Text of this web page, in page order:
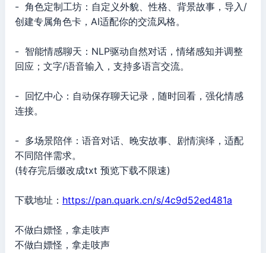
- 角色定制工坊：自定义外貌、性格、背景故事，导入/
创建专属角色卡，AI适配你的交流风格。
- 智能情感聊天：NLP驱动自然对话，情绪感知并调整
回应；文字/语音输入，支持多语言交流。
- 回忆中心：自动保存聊天记录，随时回看，强化情感
连接。
- 多场景陪伴：语音对话、晚安故事、剧情演绎，适配
不同陪伴需求。
(转存完后缀改成txt 预览下载不限速)
下载地址： https://pan.quark.cn/s/4c9d52ed481a
不做白嫖怪，拿走吱声
不做白嫖怪，拿走吱声